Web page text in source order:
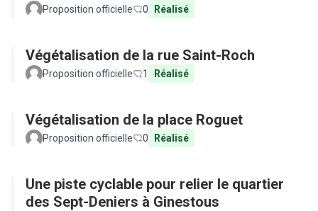
Proposition officielle 0 Réalisé
Végétalisation de la rue Saint-Roch
Proposition officielle 1 Réalisé
Végétalisation de la place Roguet
Proposition officielle 0 Réalisé
Une piste cyclable pour relier le quartier
des Sept-Deniers à Ginestous